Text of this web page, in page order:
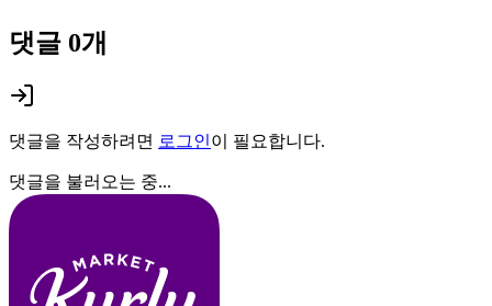
댓글 0개
댓글을 작성하려면 로그인이 필요합니다.
댓글을 불러오는 중...